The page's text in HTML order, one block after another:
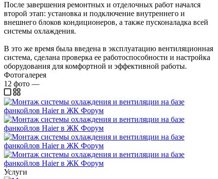
После завершения ремонтных и отделочных работ начался
второй этап: установка и подключение внутреннего и
внешнего блоков кондиционеров, а также пусконаладка всей
системы охлаждения.
В это же время была введена в эксплуатацию вентиляционная
система, сделана проверка ее работоспособности и настройка
оборудования для комфортной и эффективной работы.
Фотогалерея
12 фото —
Услуги